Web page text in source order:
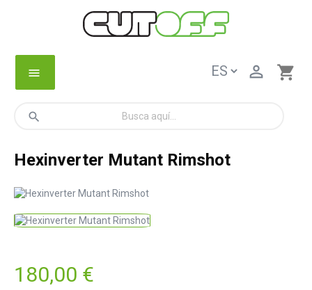
menu shopping_cart

search
Hexinverter Mutant Rimshot
180,00 €